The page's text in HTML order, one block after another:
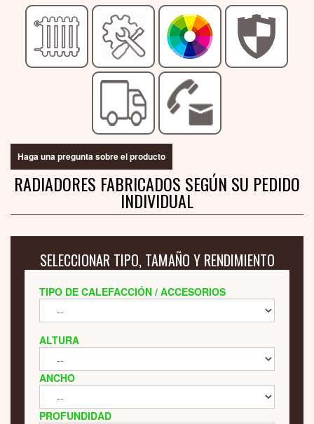
Haga una pregunta sobre el producto
RADIADORES FABRICADOS SEGÚN SU PEDIDO
INDIVIDUAL
SELECCIONAR TIPO, TAMAÑO Y RENDIMIENTO
TIPO DE CALEFACCIÓN / ACCESORIOS
ALTURA
ANCHO
PROFUNDIDAD